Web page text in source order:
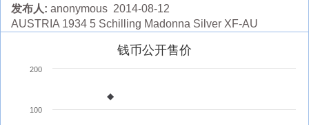
发布人: anonymous 2014-08-12
AUSTRIA 1934 5 Schilling Madonna Silver XF-AU